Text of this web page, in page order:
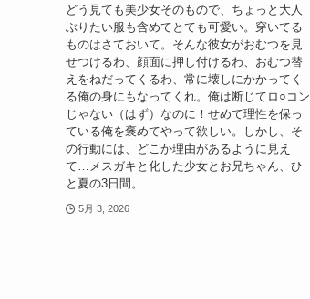
どう見ても美少女そのもので、ちょっと大人
ぶりたい服も含めてとても可愛い。穿いてる
ものはさておいて。そんな彼女がおむつを見
せつけるわ、顔面に押し付けるわ、おむつ替
えをねだってくるわ、常に壊しにかかってく
る俺の身にもなってくれ。俺は断じてロ○コン
じゃない（はず）なのに！せめて理性を保っ
ている俺を褒めてやって欲しい。しかし、そ
の行動には、どこか理由があるように見え
て…メスガキと化した少女とお兄ちゃん、ひ
と夏の3日間。
5月 3, 2026